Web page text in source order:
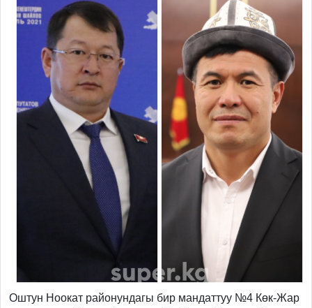
Оштун Ноокат районундагы бир мандаттуу №4 Көк-Жар